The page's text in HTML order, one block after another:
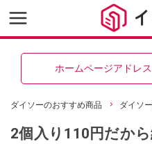
ホームページアドレ
ダイソーのおすすめ商品 ダイソ
2個入り110円だか